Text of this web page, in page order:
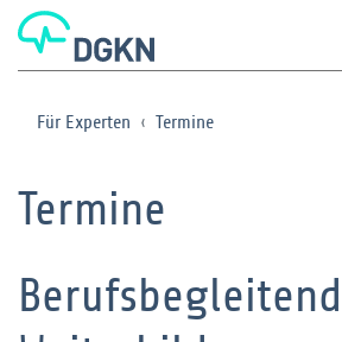
Für Experten Termine
Termine